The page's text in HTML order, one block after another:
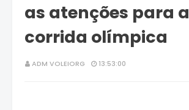
as atenções para a
corrida olímpica
ADM VOLEIORG 13:53:00